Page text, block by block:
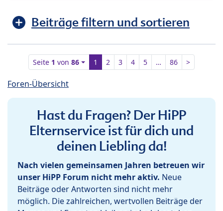
Beiträge filtern und sortieren
Seite 1 von86 1 2 3 4 5 … 86 >
Foren-Übersicht
Hast du Fragen? Der HiPP
Elternservice ist für dich und
deinen Liebling da!
Nach vielen gemeinsamen Jahren betreuen wir
unser HiPP Forum nicht mehr aktiv. Neue
Beiträge oder Antworten sind nicht mehr
möglich. Die zahlreichen, wertvollen Beiträge der